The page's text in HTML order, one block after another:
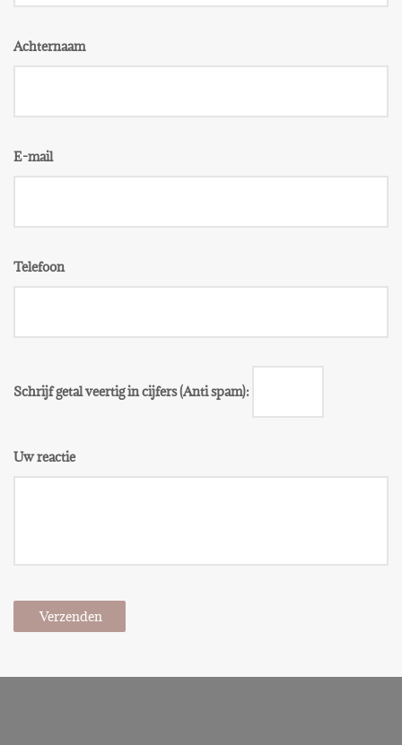
Achternaam
E-mail
Telefoon
Schrijf getal veertig in cijfers (Anti spam):
Uw reactie
Verzenden